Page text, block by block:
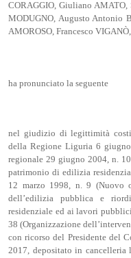
CORAGGIO, Giuliano AMATO,
MODUGNO, Augusto Antonio
AMOROSO, Francesco VIGANÒ,
ha pronunciato la seguente
nel giudizio di legittimità
della Regione Liguria 6
regionale 29 giugno 2004, n.
patrimonio di edilizia
12 marzo 1998, n. 9 (Nuovo
dell’edilizia pubblica e
residenziale ed ai lavori
38 (Organizzazione
con ricorso del Presidente del
2017, depositato in cancelleria